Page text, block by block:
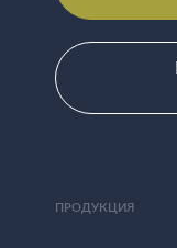
ПРОДУКЦИЯ